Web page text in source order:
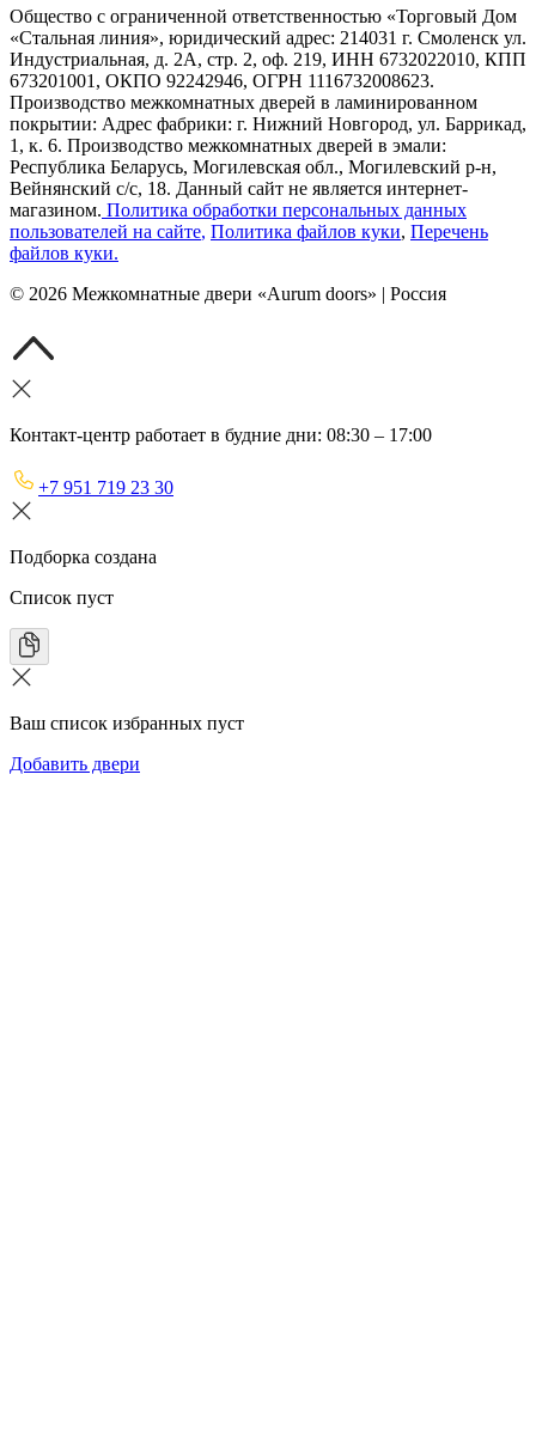
Общество с ограниченной ответственностью «Торговый Дом
«Стальная линия», юридический адрес: 214031 г. Смоленск ул.
Индустриальная, д. 2А, стр. 2, оф. 219, ИНН 6732022010, КПП
673201001, ОКПО 92242946, ОГРН 1116732008623.
Производство межкомнатных дверей в ламинированном
покрытии: Адрес фабрики: г. Нижний Новгород, ул. Баррикад,
1, к. 6. Производство межкомнатных дверей в эмали:
Республика Беларусь, Могилевская обл., Могилевский р-н,
Вейнянский с/с, 18. Данный сайт не является интернет-
магазином. Политика обработки персональных данных
пользователей на сайте, Политика файлов куки, Перечень
файлов куки.
© 2026 Межкомнатные двери «Aurum doors» | Россия
Контакт-центр работает в будние дни: 08:30 – 17:00
+7 951 719 23 30
Подборка создана
Список пуст
Ваш список избранных пуст
Добавить двери